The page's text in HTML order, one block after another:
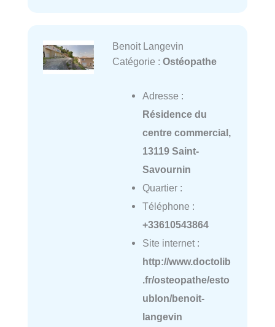
Benoit Langevin
Catégorie : Ostéopathe
Adresse :
Résidence du
centre commercial,
13119 Saint-
Savournin
Quartier :
Téléphone :
+33610543864
Site internet :
http://www.doctolib
.fr/osteopathe/esto
ublon/benoit-
langevin